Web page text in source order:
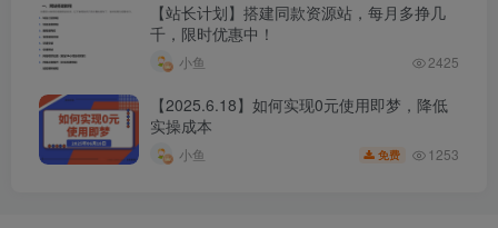
【站长计划】搭建同款资源站，每月多挣几
千，限时优惠中！
小鱼 2425
【2025.6.18】如何实现0元使用即梦，降低
实操成本
小鱼 免费 1253